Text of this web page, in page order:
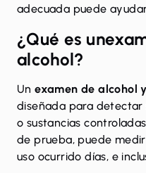
adecuada puede
¿Qué es un
alcohol?
Unexamen de alcohol
diseñada para detectar
o sustancias
de prueba, puede
uso ocurrido días, e